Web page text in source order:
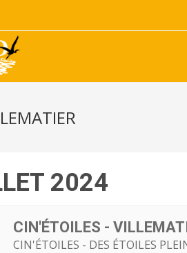
2024
CIN'ÉTOILES -
CIN'ÉTOILES - DES ÉTOILES